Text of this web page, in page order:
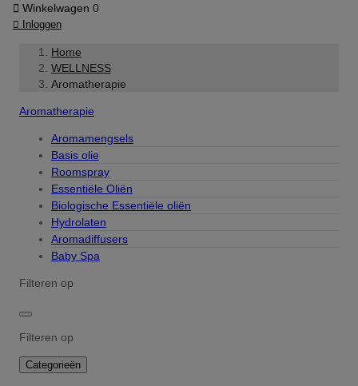
 Winkelwagen 0
 Inloggen
Home
WELLNESS
Aromatherapie
Aromatherapie
Aromamengsels
Basis olie
Roomspray
Essentiële Oliën
Biologische Essentiële oliën
Hydrolaten
Aromadiffusers
Baby Spa
Filteren op
Filteren op
Categorieën